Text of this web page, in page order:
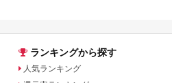
ランキングから探す
人気ランキング